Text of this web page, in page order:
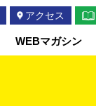
WEBマガシン
アクセス